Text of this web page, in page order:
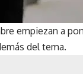
empiezan a
del tema.